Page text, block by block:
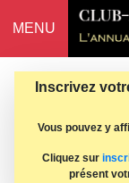
MENU
Inscrivez
Vous pouvez y
Cliquez sur
présent